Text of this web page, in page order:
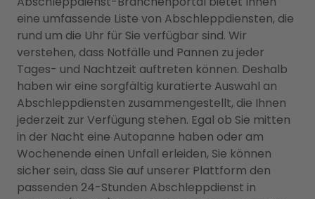
eine umfassende Liste von Abschleppdiensten, die
rund um die Uhr für Sie verfügbar sind. Wir
verstehen, dass Notfälle und Pannen zu jeder
Tages- und Nachtzeit auftreten können. Deshalb
haben wir eine sorgfältig kuratierte Auswahl an
Abschleppdiensten zusammengestellt, die Ihnen
jederzeit zur Verfügung stehen. Egal ob Sie mitten
in der Nacht eine Autopanne haben oder am
Wochenende einen Unfall erleiden, Sie können
sicher sein, dass Sie auf unserer Plattform den
passenden 24-Stunden Abschleppdienst in